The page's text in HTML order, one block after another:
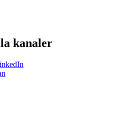
kanaler